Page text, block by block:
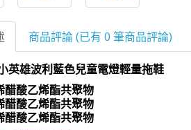
商品評論 (已有 0 筆商品評論)
英雄波利藍色兒童電燈輕量拖鞋
醋酸乙烯酯共聚物
醋酸乙烯酯共聚物
醋酸乙烯酯共聚物